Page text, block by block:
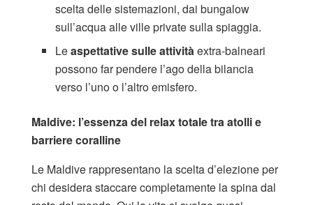
scelta delle sistemazioni, dai bungalow
sull’acqua alle ville private sulla spiaggia.
Leaspettative sulle attivitàextra-balneari
possono far pendere l’ago della bilancia
verso l’uno o l’altro emisfero.
Maldive: l’essenza del relax totale tra atolli e
barriere coralline
Le Maldive rappresentano la scelta d’elezione per
chi desidera staccare completamente la spina dal